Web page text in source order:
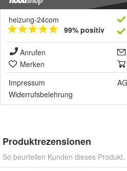
heizung-24com
99% positiv
Anrufen
Merken
Impressum
Widerrufsbelehrung
Produktrezensionen
So beurteilen Kunden dieses Produkt.